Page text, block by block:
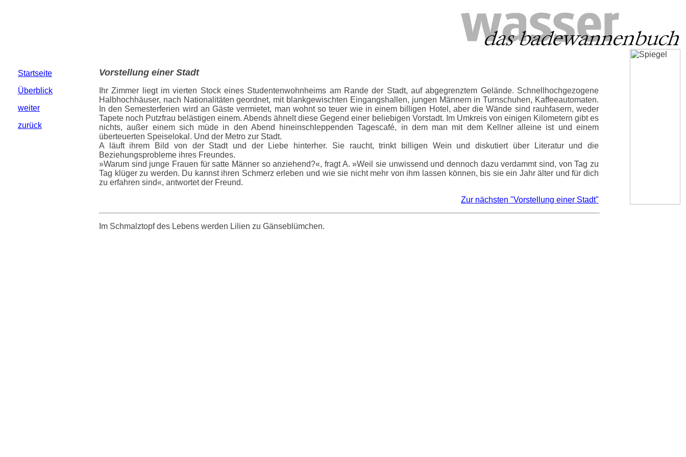
Startseite
Überblick
weiter
zurück
Vorstellung einer Stadt
Ihr Zimmer liegt im vierten Stock eines Studentenwohnheims am Rande der Stadt, auf abgegrenztem Gelände. Schnellhochgezogene
Halbhochhäuser, nach Nationalitäten geordnet, mit blankgewischten Eingangshallen, jungen Männern in Turnschuhen, Kaffeeautomaten.
In den Semesterferien wird an Gäste vermietet, man wohnt so teuer wie in einem billigen Hotel, aber die Wände sind rauhfasern, weder
Tapete noch Putzfrau belästigen einem. Abends ähnelt diese Gegend einer beliebigen Vorstadt. Im Umkreis von einigen Kilometern gibt es
nichts, außer einem sich müde in den Abend hineinschleppenden Tagescafé, in dem man mit dem Kellner alleine ist und einem
überteuerten Speiselokal. Und der Metro zur Stadt.
A läuft ihrem Bild von der Stadt und der Liebe hinterher. Sie raucht, trinkt billigen Wein und diskutiert über Literatur und die
Beziehungsprobleme ihres Freundes.
»Warum sind junge Frauen für satte Männer so anziehend?«, fragt A. »Weil sie unwissend und dennoch dazu verdammt sind, von Tag zu
Tag klüger zu werden. Du kannst ihren Schmerz erleben und wie sie nicht mehr von ihm lassen können, bis sie ein Jahr älter und für dich
zu erfahren sind«, antwortet der Freund.
Zur nächsten "Vorstellung einer Stadt"
Im Schmalztopf des Lebens werden Lilien zu Gänseblümchen.